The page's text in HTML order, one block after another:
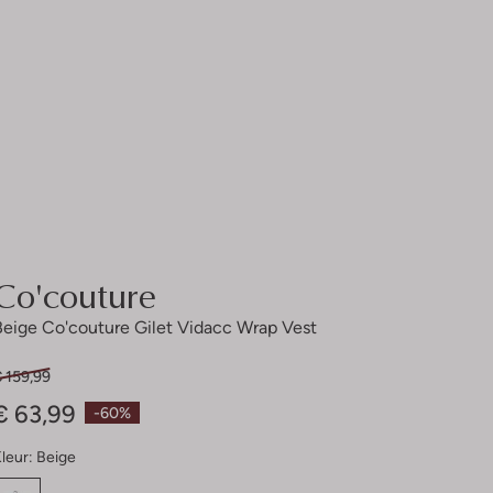
Co'couture Gilet Vidacc Wrap Vest
-60%
159,99
63,99
Beige